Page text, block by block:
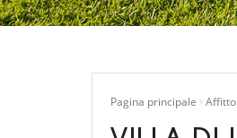
Pagina principale